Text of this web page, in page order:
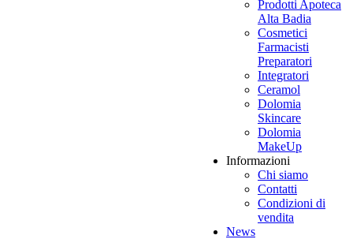
Prodotti Apoteca
Alta Badia
Cosmetici
Farmacisti
Preparatori
Integratori
Ceramol
Dolomia
Skincare
Dolomia
MakeUp
Informazioni
Chi siamo
Contatti
Condizioni di
vendita
News